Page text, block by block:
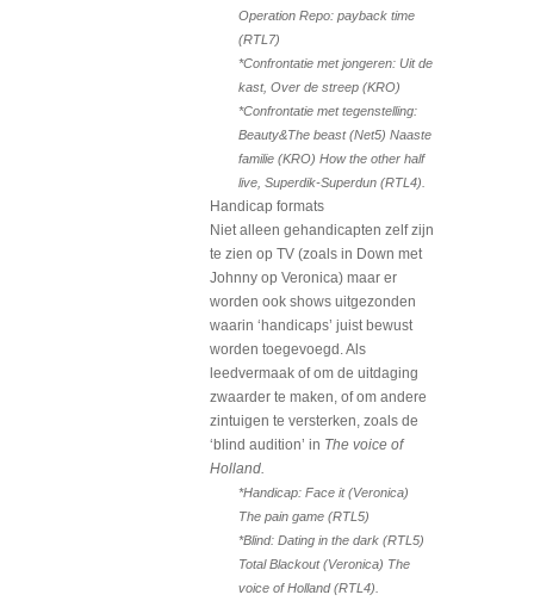
Operation Repo: payback time
(RTL7)
*Confrontatie met jongeren: Uit de
kast, Over de streep (KRO)
*Confrontatie met tegenstelling:
Beauty&The beast (Net5) Naaste
familie (KRO) How the other half
live, Superdik-Superdun (RTL4).
Handicap formats
Niet alleen gehandicapten zelf zijn
te zien op TV (zoals in Down met
Johnny op Veronica) maar er
worden ook shows uitgezonden
waarin ‘handicaps’ juist bewust
worden toegevoegd. Als
leedvermaak of om de uitdaging
zwaarder te maken, of om andere
zintuigen te versterken, zoals de
‘blind audition’ in The voice of
Holland.
*Handicap: Face it (Veronica)
The pain game (RTL5)
*Blind: Dating in the dark (RTL5)
Total Blackout (Veronica) The
voice ofHolland(RTL4).